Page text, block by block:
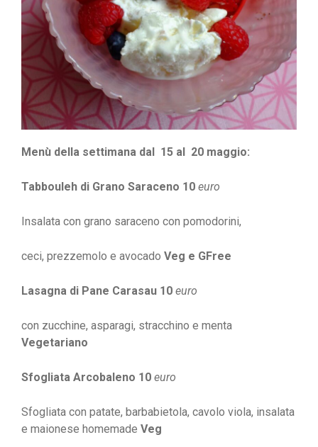
Menù della settimana dal 15 al 20 maggio:
Tabbouleh di Grano Saraceno 10 euro
Insalata con grano saraceno con pomodorini,
ceci, prezzemolo e avocado Veg e GFree
Lasagna di Pane Carasau 10 euro
con zucchine, asparagi, stracchino e menta
Vegetariano
Sfogliata Arcobaleno 10 euro
Sfogliata con patate, barbabietola, cavolo viola, insalata
e maionese homemade Veg